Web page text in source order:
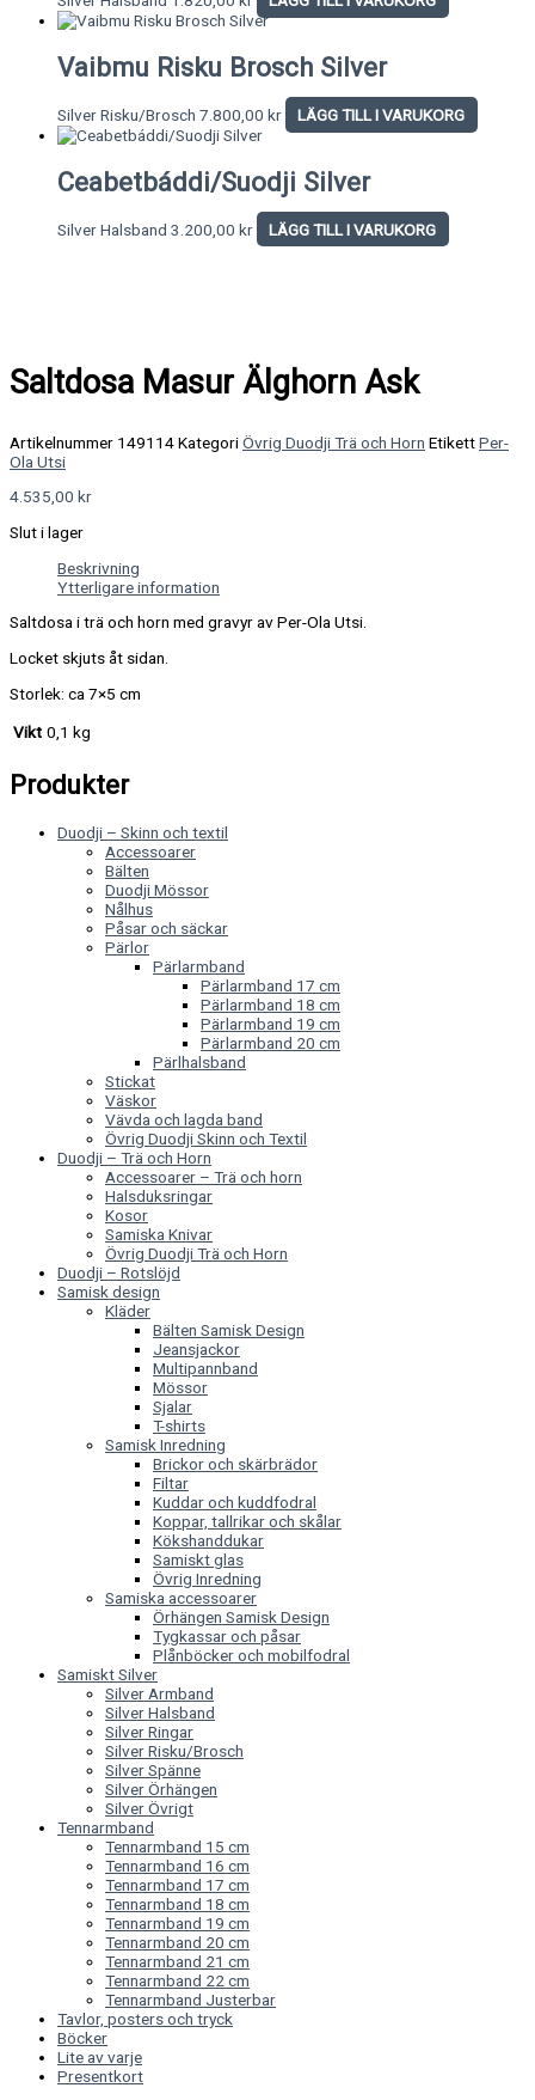
Vaibmu Risku Brosch Silver
Silver Risku/Brosch 7.800,00 kr LÄGG TILL I VARUKORG
Ceabetbáddi/Suodji Silver
Silver Halsband 3.200,00 kr LÄGG TILL I VARUKORG
Saltdosa Masur Älghorn Ask
Artikelnummer 149114KategoriÖvrig Duodji Trä och Horn EtikettPer-
Ola Utsi
4.535,00 kr
Slut i lager
Beskrivning
Ytterligare information
Saltdosa i trä och horn med gravyr av Per-Ola Utsi.
Locket skjuts åt sidan.
Storlek: ca 7×5 cm
Vikt 0,1 kg
Produkter
Duodji – Skinn och textil
Accessoarer
Bälten
Duodji Mössor
Nålhus
Påsar och säckar
Pärlor
Pärlarmband
Pärlarmband 17 cm
Pärlarmband 18 cm
Pärlarmband 19 cm
Pärlarmband 20 cm
Pärlhalsband
Stickat
Väskor
Vävda och lagda band
Övrig Duodji Skinn och Textil
Duodji – Trä och Horn
Accessoarer – Trä och horn
Halsduksringar
Kosor
Samiska Knivar
Övrig Duodji Trä och Horn
Duodji – Rotslöjd
Samisk design
Kläder
Bälten Samisk Design
Jeansjackor
Multipannband
Mössor
Sjalar
T-shirts
Samisk Inredning
Brickor och skärbrädor
Filtar
Kuddar och kuddfodral
Koppar, tallrikar och skålar
Kökshanddukar
Samiskt glas
Övrig Inredning
Samiska accessoarer
Örhängen Samisk Design
Tygkassar och påsar
Plånböcker och mobilfodral
Samiskt Silver
Silver Armband
Silver Halsband
Silver Ringar
Silver Risku/Brosch
Silver Spänne
Silver Örhängen
Silver Övrigt
Tennarmband
Tennarmband 15 cm
Tennarmband 16 cm
Tennarmband 17 cm
Tennarmband 18 cm
Tennarmband 19 cm
Tennarmband 20 cm
Tennarmband 21 cm
Tennarmband 22 cm
Tennarmband Justerbar
Tavlor, posters och tryck
Böcker
Lite av varje
Presentkort